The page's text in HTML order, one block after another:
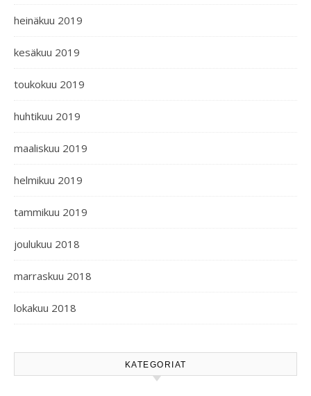
heinäkuu 2019
kesäkuu 2019
toukokuu 2019
huhtikuu 2019
maaliskuu 2019
helmikuu 2019
tammikuu 2019
joulukuu 2018
marraskuu 2018
lokakuu 2018
KATEGORIAT